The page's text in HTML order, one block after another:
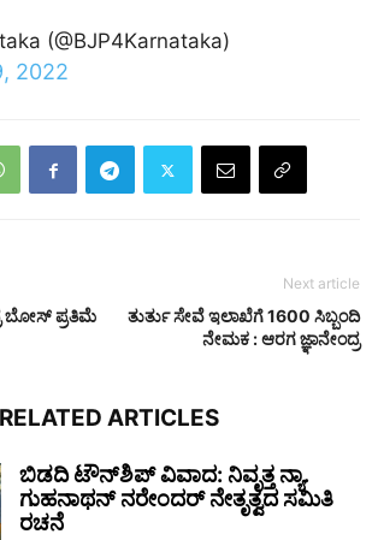
(@BJP4Karnataka)
2022
ಬೋಸ್​ ಪ್ರತಿಮೆ
Next article
ತುರ್ತು ಸೇವೆ ಇಲಾಖೆಗೆ 1600 ಸಿಬ್ಬಂದಿ
ನೇಮಕ : ಆರಗ ಜ್ಞಾನೇಂದ್ರ
RELATED ARTICLES
ಬಿಡದಿ ಟೌನ್‌ಶಿಪ್ ವಿವಾದ: ನಿವೃತ್ತ ನ್ಯಾ.
ಗುಹನಾಥನ್ ನರೇಂದರ್ ನೇತೃತ್ವದ ಸಮಿತಿ
ರಚನೆ